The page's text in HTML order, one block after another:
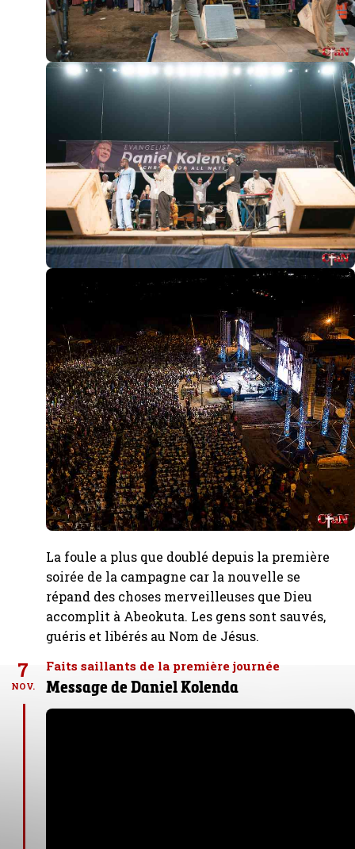
La foule a plus que doublé depuis la première
soirée de la campagne car la nouvelle se
répand des choses merveilleuses que Dieu
accomplit à Abeokuta. Les gens sont sauvés,
guéris et libérés au Nom de Jésus.
7
NOV.
Faits saillants de la première journée
Message de Daniel Kolenda